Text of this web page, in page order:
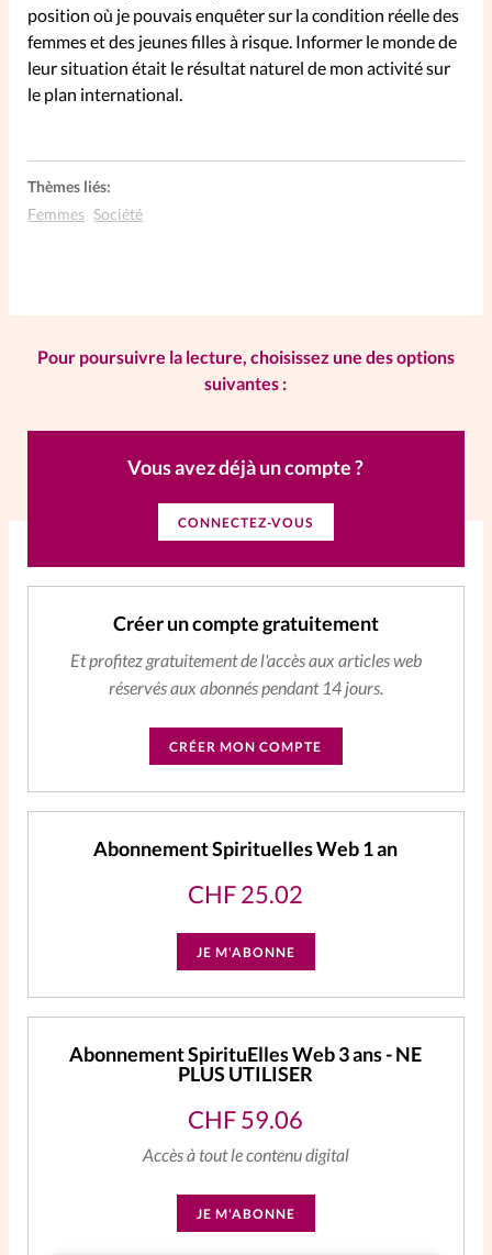
Faire un don
La Boutique
éditions
Mon compte
Changement d'adresse
Nous contacter
position où je pouvais enquêter sur la condition réelle des
femmes et des jeunes filles à risque. Informer le monde de
leur situation était le résultat naturel de mon activité sur
le plan international.
Thèmes liés:
Femmes Société
Pour poursuivre la lecture, choisissez une des options
suivantes :
Vous avez déjà un compte ?
CONNECTEZ-VOUS
Créer un compte gratuitement
Et profitez gratuitement de l'accès aux articles web
réservés aux abonnés pendant 14 jours.
CRÉER MON COMPTE
Abonnement Spirituelles Web 1 an
CHF25.02
JE M'ABONNE
Abonnement SpirituElles Web 3 ans - NE
PLUS UTILISER
CHF59.06
Accès à tout le contenu digital
JE M'ABONNE